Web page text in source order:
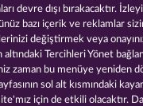
MAGIC BOOK
Gizlilik
devre dışı bırakacaktır.
bazı içerik ve reklamlar
değiştirmek veya
altındaki Tercihleri Yönet
zaman bu menüye yeniden
sol alt kısmındaki
için de etkili olacaktır.